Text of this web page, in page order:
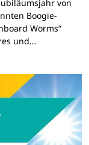
von
Boogie-
Worms“
und…